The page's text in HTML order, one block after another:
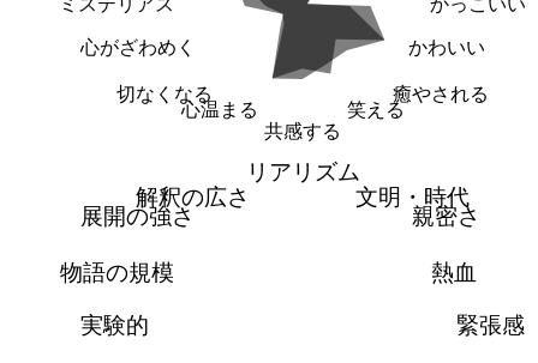
かわいい
癒やされる
笑える
共感する
心温まる
切なくなる
心がざわめく
リアリズム
文明・時代
親密さ
熱血
緊張感
実験的
物語の規模
展開の強さ
解釈の広さ